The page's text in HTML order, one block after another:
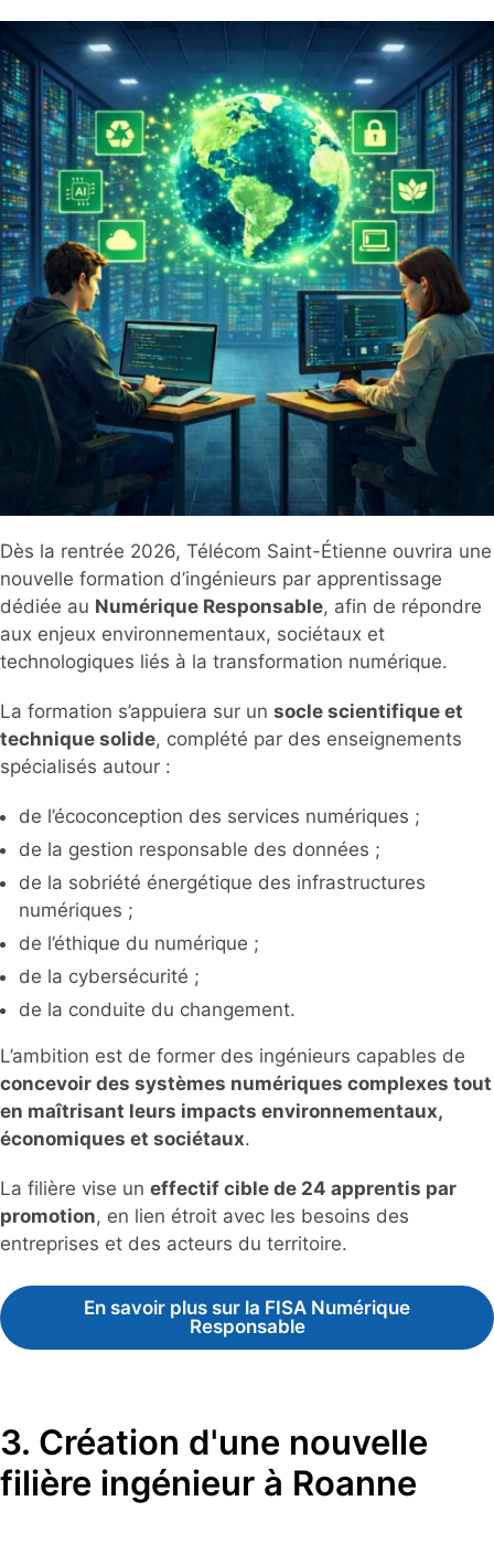
Dès la rentrée 2026, Télécom Saint-Étienne ouvrira une
nouvelle formation d’ingénieurs par apprentissage
dédiée au Numérique Responsable, afin de répondre
aux enjeux environnementaux, sociétaux et
technologiques liés à la transformation numérique.
La formation s’appuiera sur un socle scientifique et
technique solide, complété par des enseignements
spécialisés autour :
de l’écoconception des services numériques ;
de la gestion responsable des données ;
de la sobriété énergétique des infrastructures
numériques ;
de l’éthique du numérique ;
de la cybersécurité ;
de la conduite du changement.
L’ambition est de former des ingénieurs capables de
concevoir des systèmes numériques complexes tout
en maîtrisant leurs impacts environnementaux,
économiques et sociétaux.
La filière vise un effectif cible de 24 apprentis par
promotion, en lien étroit avec les besoins des
entreprises et des acteurs du territoire.
En savoir plus sur la FISA Numérique
Responsable
3. Création d'une nouvelle
filière ingénieur à Roanne